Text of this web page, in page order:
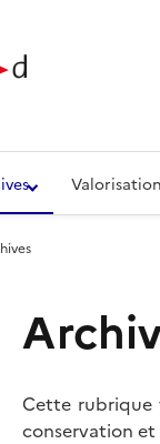
et de
Cette rubrique
conservation et